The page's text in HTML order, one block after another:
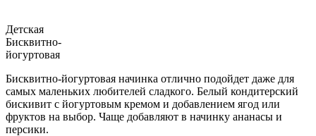
Детская
Бисквитно-
йогуртовая
Бисквитно-йогуртовая начинка отлично подойдет даже для
самых маленьких любителей сладкого. Белый кондитерский
бискивит с йогуртовым кремом и добавлением ягод или
фруктов на выбор. Чаще добавляют в начинку ананасы и
персики.